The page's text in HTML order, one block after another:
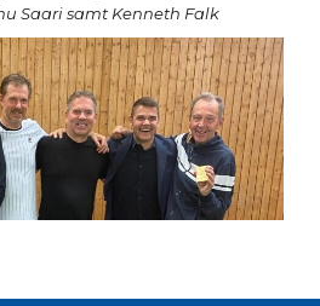
Saari samt Kenneth Falk